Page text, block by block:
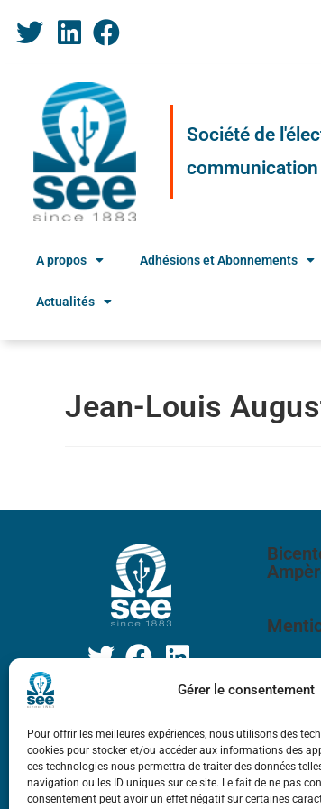
Gérer le consentement
Pour offrir les meilleures expériences, nous utilisons des
cookies pour stocker et/ou accéder aux informations des
ces technologies nous permettra de traiter des données
navigation ou les ID uniques sur ce site. Le fait de ne pas
consentement peut avoir un effet négatif sur certaines
Société de
communication
A propos Adhésions et Abonnements
Actualités
Jean-Louis